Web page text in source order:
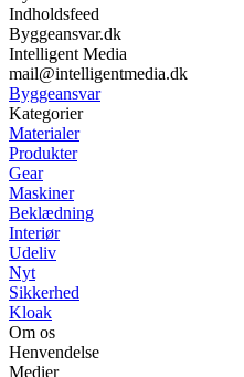
Indholdsfeed
Byggeansvar.dk
Intelligent Media
mail@intelligentmedia.dk
Byggeansvar
Kategorier
Materialer
Produkter
Gear
Maskiner
Beklædning
Interiør
Udeliv
Nyt
Sikkerhed
Kloak
Om os
Henvendelse
Medier